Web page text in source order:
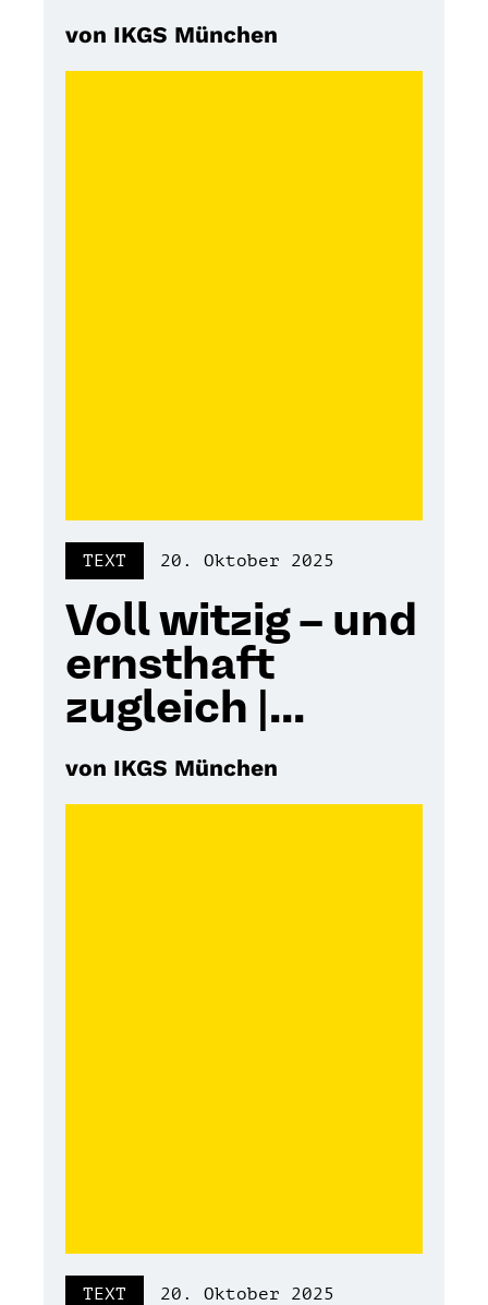
von IKGS München
TEXT 20. Oktober 2025
Voll witzig – und
ernsthaft
zugleich |...
von IKGS München
TEXT 20. Oktober 2025